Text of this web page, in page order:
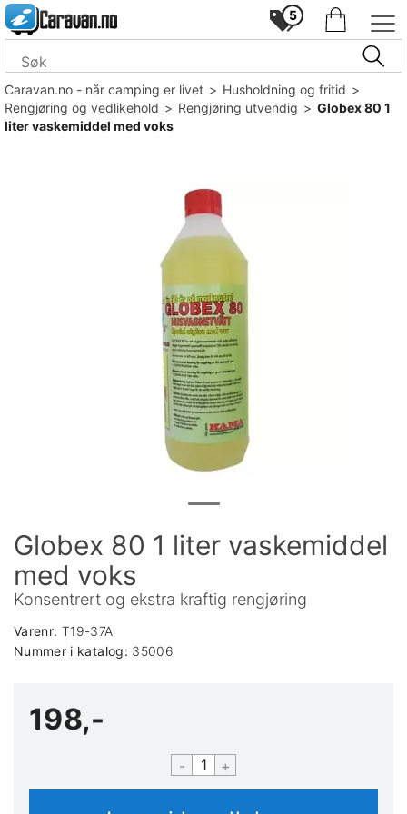
5
Caravan.no - når camping er livet>Husholdning og fritid>
Rengjøring og vedlikehold>Rengjøring utvendig>Globex 80 1
liter vaskemiddel med voks
Globex 80 1 liter vaskemiddel
med voks
Konsentrert og ekstra kraftig rengjøring
Varenr: T19-37A
Nummer i katalog: 35006
198,-
- +